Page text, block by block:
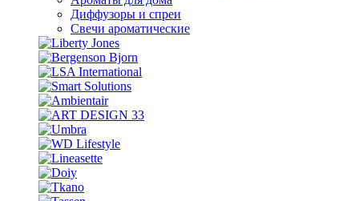
Диффузоры и спреи
Свечи ароматические